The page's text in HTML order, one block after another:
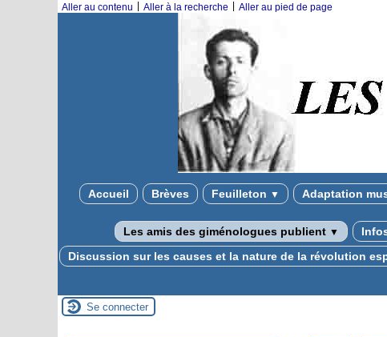
Aller au contenu Aller à la recherche Aller au pied de page
Accueil Brèves Feuilleton ▼ Adaptation
Les amis des giménologues publient ▼
Discussion sur les causes et la nature de la révolution
Se connecter